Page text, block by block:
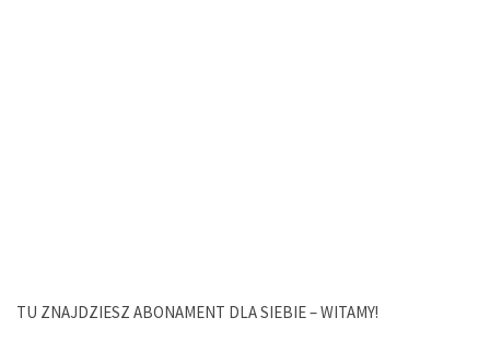
TU ZNAJDZIESZ ABONAMENT DLA SIEBIE – WITAMY!